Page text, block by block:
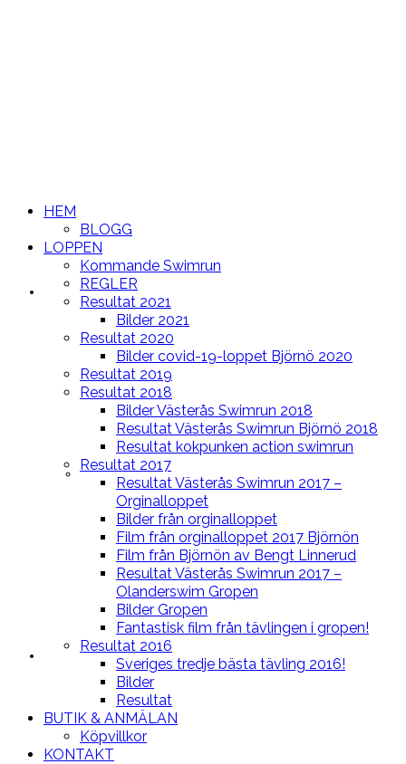
HEM
BLOGG
LOPPEN
HEM
BLOGG
LOPPEN
Kommande Swimrun
REGLER
Resultat 2021
Bilder 2021
Resultat 2020
Bilder covid-19-loppet Björnö 2020
Resultat 2019
Resultat 2018
Bilder Västerås Swimrun 2018
Resultat Västerås Swimrun Björnö 2018
Resultat kokpunken action swimrun
Resultat 2017
Resultat Västerås Swimrun 2017 –
Orginalloppet
Bilder från orginalloppet
Film från orginalloppet 2017 Björnön
Film från Björnön av Bengt Linnerud
Resultat Västerås Swimrun 2017 –
Olanderswim Gropen
Bilder Gropen
Fantastisk film från tävlingen i gropen!
Resultat 2016
Sveriges tredje bästa tävling 2016!
Bilder
Resultat
BUTIK & ANMÄLAN
Köpvillkor
KONTAKT